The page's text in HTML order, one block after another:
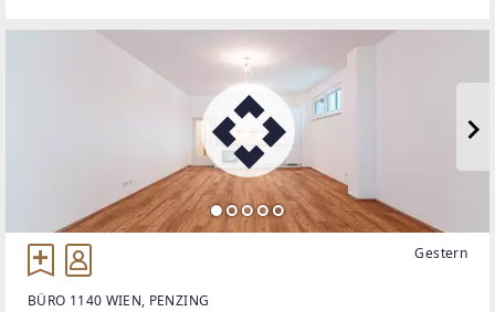
Gestern
BÜRO 1140 WIEN, PENZING